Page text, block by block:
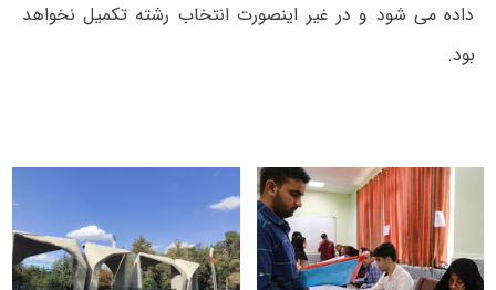
داده می شود و در غیر اینصورت انتخاب رشته تکمیل نخواهد
بود.